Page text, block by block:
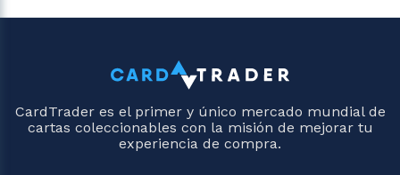
CardTrader es el primer y único mercado mundial de
cartas coleccionables con la misión de mejorar tu
experiencia de compra.